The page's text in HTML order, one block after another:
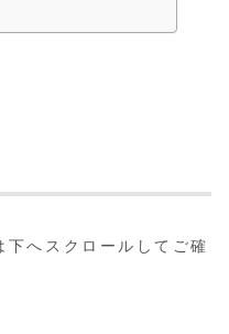
へスクロールしてご確